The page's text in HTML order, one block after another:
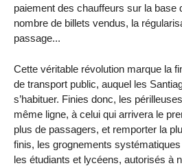
paiement des chauffeurs sur la base
nombre de billets vendus, la
passage...
Cette véritable révolution marque la
de transport public, auquel les
s’habituer. Finies donc, les
même ligne, à celui qui arrivera le
plus de passagers, et remporter la
finis, les grognements
les étudiants et lycéens, autorisés à